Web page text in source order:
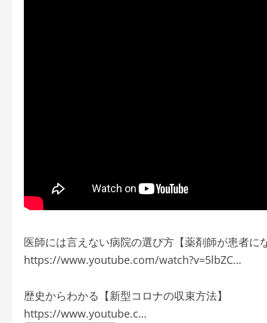
医師には言えない病院の選び方【薬剤師が患者に
https://www.youtube.com/watch?v=5lbZC…
歴史からわかる【新型コロナの収束方法】
https://www.youtube.c…